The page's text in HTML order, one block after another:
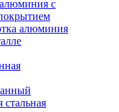
с
алюминия